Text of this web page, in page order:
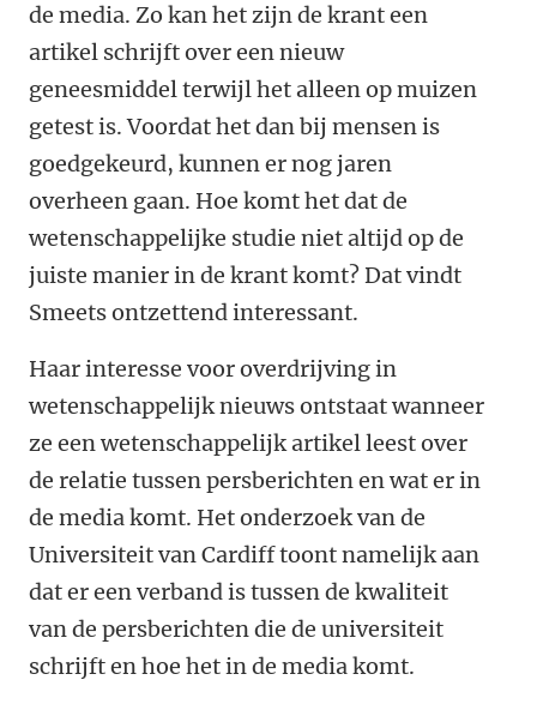
de media. Zo kan het zijn de krant een
artikel schrijft over een nieuw
geneesmiddel terwijl het alleen op muizen
getest is. Voordat het dan bij mensen is
goedgekeurd, kunnen er nog jaren
overheen gaan. Hoe komt het dat de
wetenschappelijke studie niet altijd op de
juiste manier in de krant komt? Dat vindt
Smeets ontzettend interessant.
Haar interesse voor overdrijving in
wetenschappelijk nieuws ontstaat wanneer
ze een wetenschappelijk artikel leest over
de relatie tussen persberichten en wat er in
de media komt. Het onderzoek van de
Universiteit van Cardiff toont namelijk aan
dat er een verband is tussen de kwaliteit
van de persberichten die de universiteit
schrijft en hoe het in de media komt.